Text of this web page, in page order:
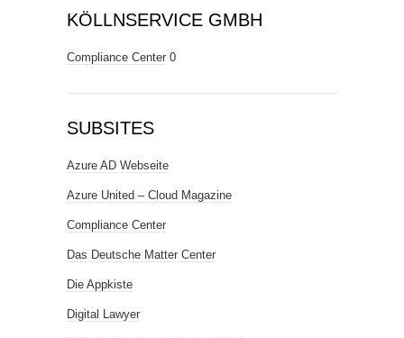
KÖLLNSERVICE GMBH
Compliance Center 0
SUBSITES
Azure AD Webseite
Azure United – Cloud Magazine
Compliance Center
Das Deutsche Matter Center
Die Appkiste
Digital Lawyer